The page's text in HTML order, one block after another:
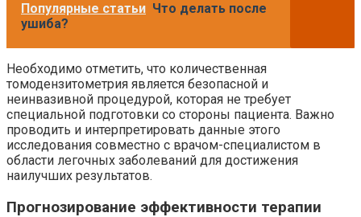
Популярные статьи Что делать после
ушиба?
Необходимо отметить, что количественная
томодензитометрия является безопасной и
неинвазивной процедурой, которая не требует
специальной подготовки со стороны пациента. Важно
проводить и интерпретировать данные этого
исследования совместно с врачом-специалистом в
области легочных заболеваний для достижения
наилучших результатов.
Прогнозирование эффективности терапии